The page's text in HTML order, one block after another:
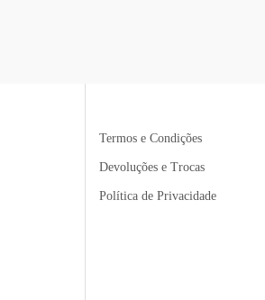
Termos e Condições
Devoluções e Trocas
Política de Privacidade